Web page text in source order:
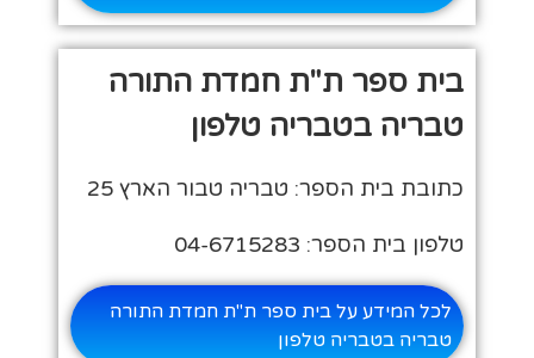
בית ספר ת"ת חמדת התורה
טבריה בטבריה טלפון
כתובת בית הספר: טבריה טבור הארץ 25
טלפון בית הספר: 04-6715283
לכל המידע על בית ספר ת"ת חמדת התורה
טבריה בטבריה טלפון